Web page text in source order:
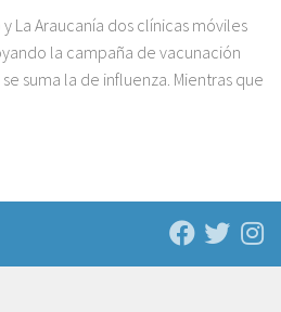
La Araucanía dos clínicas móviles
la campaña de vacunación
suma la de influenza. Mientras que